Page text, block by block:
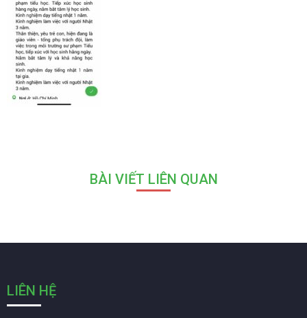
BÀI VIẾT LIÊN QUAN
LIÊN HỆ